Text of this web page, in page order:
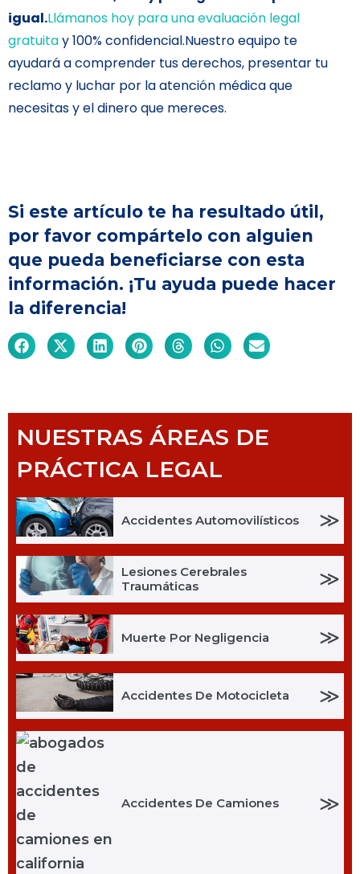
igual.Llámanos hoy para una evaluación legal
gratuitay 100% confidencial.Nuestro equipo te
ayudará a comprender tus derechos, presentar tu
reclamo y luchar por la atención médica que
necesitas y el dinero que mereces.
Si este artículo te ha resultado útil,
por favor compártelo con alguien
que pueda beneficiarse con esta
información. ¡Tu ayuda puede hacer
la diferencia!
NUESTRAS ÁREAS DE
PRÁCTICA LEGAL
Accidentes Automovilísticos ≫
Lesiones Cerebrales
Traumáticas
≫
Muerte Por Negligencia ≫
Accidentes De Motocicleta ≫
Accidentes De Camiones ≫